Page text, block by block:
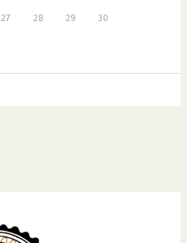
27 28 29 30